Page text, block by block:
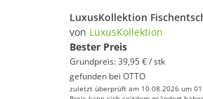
von LuxusKollektion
Bester Preis
Grundpreis: 39,95 € / stk
gefunden bei OTTO
zuletzt überprüft am 10.08.2026 um